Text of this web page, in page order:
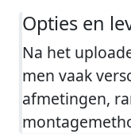
Opties en
Na het
men vaak
afmetingen,